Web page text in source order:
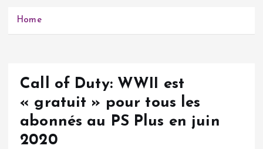
Home
Call of Duty: WWII est
« gratuit » pour tous les
abonnés au PS Plus en juin
2020